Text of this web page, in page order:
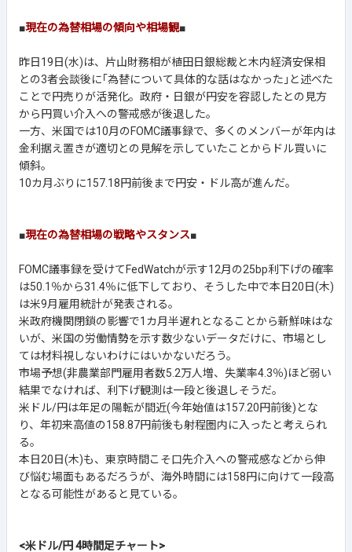
■現在の為替相場の傾向や相場観■
昨日19日(水)は、片山財務相が植田日銀総裁と木内経済安保相
との3者会談後に｢為替について具体的な話はなかった｣と述べた
ことで円売りが活発化。政府・日銀が円安を容認したとの見方
から円買い介入への警戒感が後退した。
一方、米国では10月のFOMC議事録で、多くのメンバーが年内は
金利据え置きが適切との見解を示していたことからドル買いに
傾斜。
10カ月ぶりに157.18円前後まで円安・ドル高が進んだ。
■現在の為替相場の戦略やスタンス■
FOMC議事録を受けてFedWatchが示す12月の25bp利下げの確率
は50.1％から31.4％に低下しており、そうした中で本日20日(木)
は米9月雇用統計が発表される。
米政府機関閉鎖の影響で1カ月半遅れとなることから新鮮味はな
いが、米国の労働情勢を示す数少ないデータだけに、市場とし
ては材料視しないわけにはいかないだろう。
市場予想(非農業部門雇用者数5.2万人増、失業率4.3％)ほど弱い
結果でなければ、利下げ観測は一段と後退しそうだ。
米ドル/円は年足の陽転が間近(今年始値は157.20円前後)とな
り、年初来高値の158.87円前後も射程圏内に入ったと考えられ
る。
本日20日(木)も、東京時間こそ口先介入への警戒感などから伸
び悩む場面もあるだろうが、海外時間には158円に向けて一段高
となる可能性があると見ている。
<米ドル/円 4時間足チャート>